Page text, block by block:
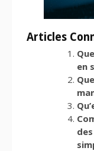
Articles
en